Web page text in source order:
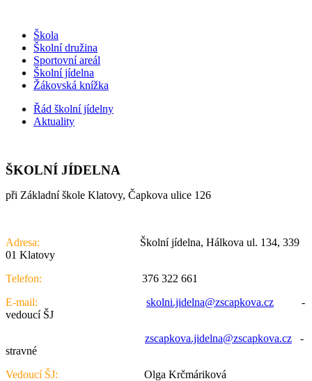
Škola
Školní družina
Sportovní areál
Školní jídelna
Žákovská knížka
Řád školní jídelny
Aktuality
ŠKOLNÍ JÍDELNA
při Základní škole Klatovy, Čapkova ulice 126
Adresa:
Školní jídelna, Hálkova ul. 134, 339
01 Klatovy
Telefon:
376 322 661
E-mail:
skolni.jidelna@zscapkova.cz -
vedoucí ŠJ
zscapkova.jidelna@zscapkova.cz -
stravné
Vedoucí ŠJ:
Olga Krčmáriková